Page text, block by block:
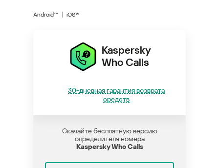
Android™ iOS®
Kaspersky
Who Calls
30-дневная гарантия возврата
средств
Скачайте бесплатную версию
определителя номера
Kaspersky Who Calls